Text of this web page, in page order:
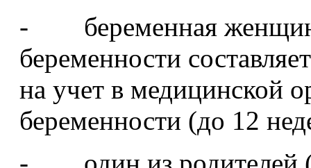
- беременная женщина
беременности
на учет в медицинской
беременности (до 12